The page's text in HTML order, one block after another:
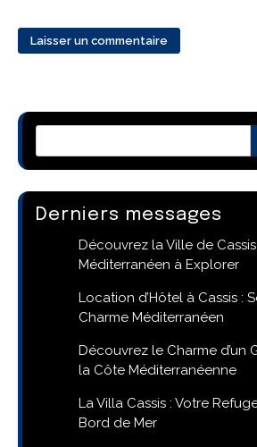
Derniers messages
Découvrez la Ville de
Méditerranéen à Explorer
Location d’Hôtel à Cassis :
Charme Méditerranéen
Découvrez le Charme d’un
la Côte Méditerranéenne
La Villa Cassis : Votre
Bord de Mer